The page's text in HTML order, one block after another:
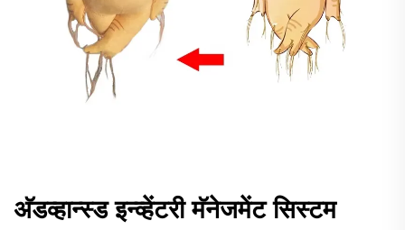
अ‍ॅडव्हान्स्ड इन्व्हेंटरी मॅनेजमेंट सिस्टम